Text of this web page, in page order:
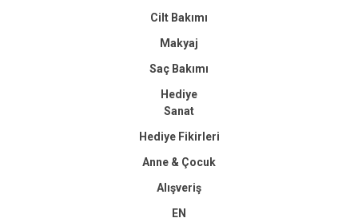
Cilt Bakımı
Makyaj
Saç Bakımı
Hediye
Sanat
Hediye Fikirleri
Anne & Çocuk
Alışveriş
EN